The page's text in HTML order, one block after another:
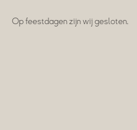
Op feestdagen zijn wij gesloten.